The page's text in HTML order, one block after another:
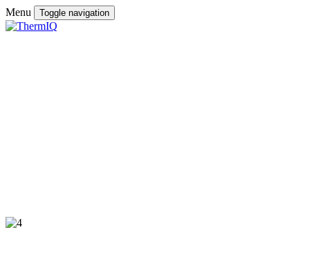
Menu Toggle navigation